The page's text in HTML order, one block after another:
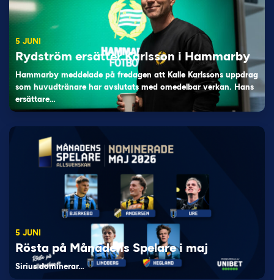
5 JUNI
Rydström ersätter Karlsson i Hammarby
Hammarby meddelade på fredagen att Kalle Karlssons uppdrag
som huvudtränare har avslutats med omedelbar verkan. Hans
ersättare…
5 JUNI
Rösta på Månadens Spelare i maj
Sirius dominerar…